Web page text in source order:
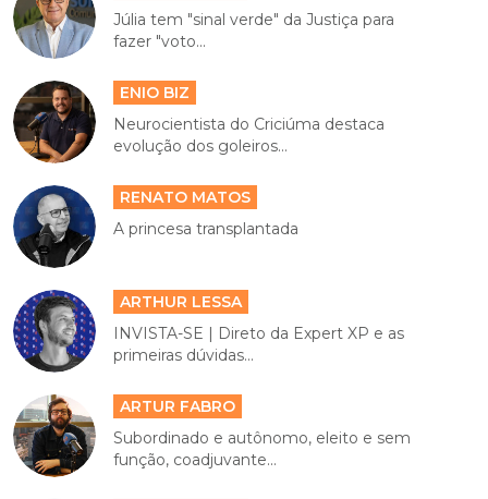
Júlia tem "sinal verde" da Justiça para
fazer "voto...
ENIO BIZ
Neurocientista do Criciúma destaca
evolução dos goleiros...
RENATO MATOS
A princesa transplantada
ARTHUR LESSA
INVISTA-SE | Direto da Expert XP e as
primeiras dúvidas...
ARTUR FABRO
Subordinado e autônomo, eleito e sem
função, coadjuvante...